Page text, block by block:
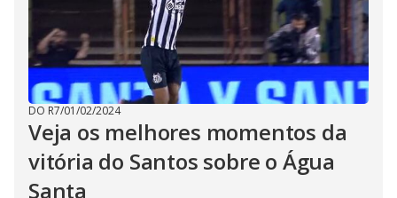
DO R7/01/02/2024
Veja os melhores momentos da
vitória do Santos sobre o Água
Santa